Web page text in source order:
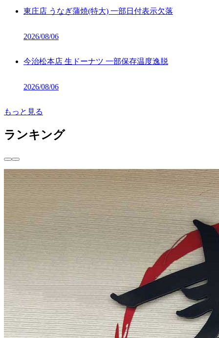
東庄店 うなぎ蒲焼(特大) 一部日付表示欠落
2026/08/06
今治松本店 生ドーナツ 一部保存温度逸脱
2026/08/06
もっと見る
ランキング